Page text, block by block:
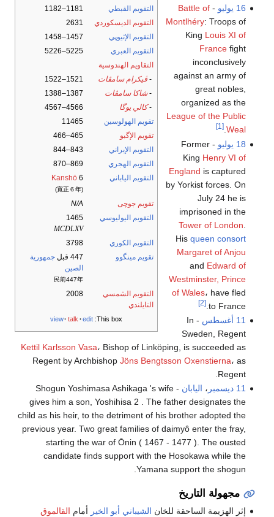
التقويم القبطي
1181–1182
التقويم الديسكوردي
2631
التقويم الإثيوپي
1457–1458
التقويم العبري
5225–5226
التقاويم الهندوسية
- ڤيكرام سامڤات
1521–1522
-شاكا سامڤات
1387–1388
-كالي يوگا
4566–4567
تقويم الهولوسين
11465
تقويم الإگبو
465–466
التقويم الإيراني
843–844
التقويم الهجري
869–870
التقويم الياباني
Kanshō 6
(寛正６年)
تقويم جوچى
N/A
التقويم اليوليوسي
1465
MCDLXV
التقويم الكوري
3798
تقويم مينگوو
447 قبل
جمهورية
الصين
民前447年
التقويم الشمسي
التايلندي
2008
This box:
view talk edit
16 يوليو
-
Battle of
Montlhéry: Troops of
King Louis XI of
Francefight
inconclusively
against an army of
great nobles,
organized as the
League of the Public
Weal
.
[1]
18 يوليو
- Former
King Henry VI of
England is captured
by Yorkist forces. On
July 24 he is
imprisoned in the
Tower of London
His queen consort
Margaret of Anjou
and Edward of
Westminster, Prince
of Wales، have fled
to France.
[2]
11 أغسطس
- In
Sweden, Regent
Kettil Karlsson Vasa، Bishop of Linköping, is succeeded as
Regent by Archbishop Jöns Bengtsson Oxenstierna، as
Regent.
11 ديسمبر
، اليابان
- Shogun Yoshimasa Ashikaga 's wife
gives him a son, Yoshihisa 2 . The father designates the
child as his heir, to the detriment of his brother adopted the
previous year. Two great families of daimyô enter the fray,
starting the war of Ōnin ( 1467 - 1477 ). The ousted
candidate finds support with the Hosokawa while the
Yamana support the shogun.
مجهولة التاريخ
إثر الهزيمة الساحقة للخان الشيباني أبو الخير أمام القالموق